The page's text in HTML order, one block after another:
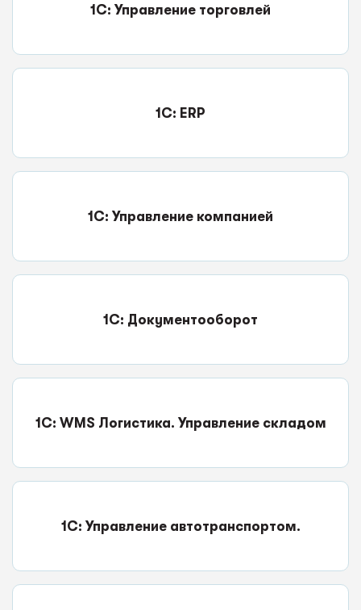
1С: Управление торговлей
1C: ERP
1С: Управление компанией
1С: Документооборот
1С: WMS Логистика. Управление складом
1С: Управление автотранспортом.